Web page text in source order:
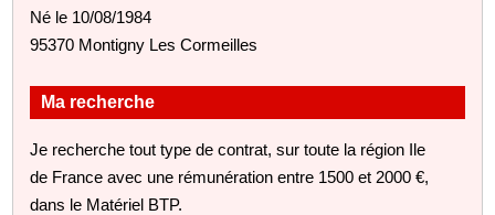
Né le 10/08/1984
95370 Montigny Les Cormeilles
Ma recherche
Je recherche tout type de contrat, sur toute la région Ile
de France avec une rémunération entre 1500 et 2000 €,
dans le Matériel BTP.